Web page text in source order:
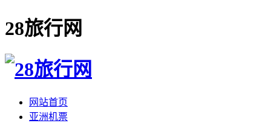
28旅行网
网站首页
亚洲机票